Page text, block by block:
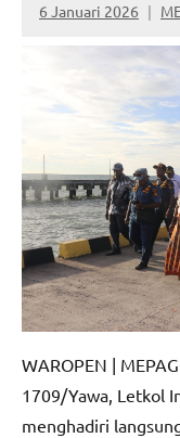
6 Januari 2026
No
comments
WAROPEN |
1709/Yawa, Letkol
menghadiri